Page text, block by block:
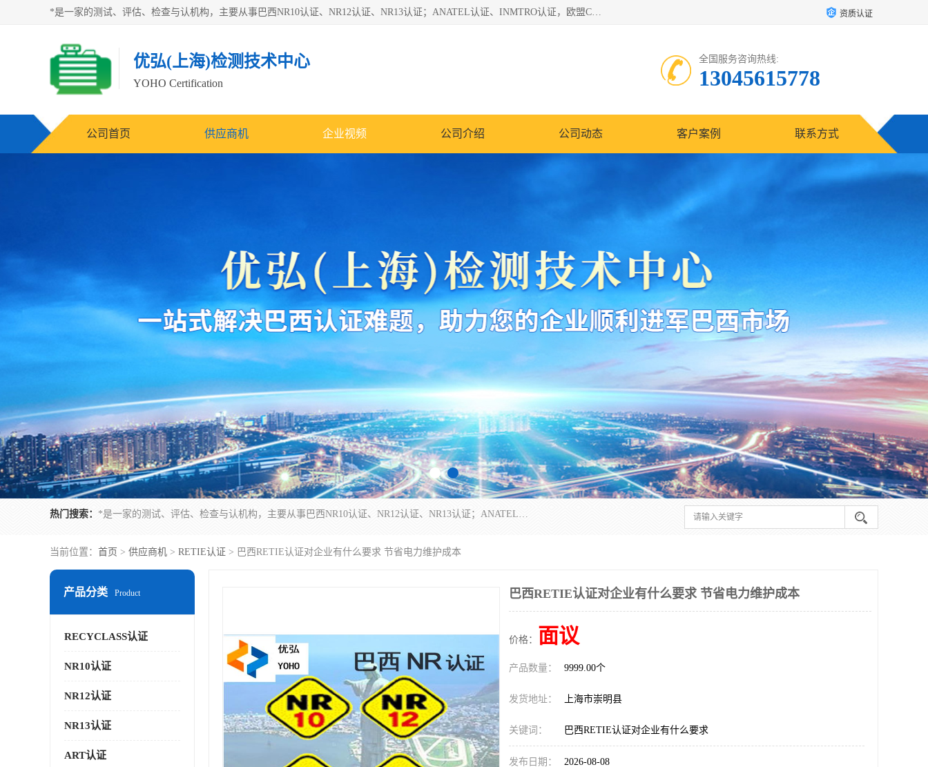
*是一家的测试、评估、检查与认机构，主要从事巴西NR10认证、NR12认证、NR13认证；ANATEL认证、INMTRO认证，欧盟CE认证：MD认证，PED认证，MID认证，ATEX认证，德国蓝色天使认证。 资质认证
优弘(上海)检测技术中心
YOHO Certification
全国服务咨询热线:
13045615778
公司首页 供应商机 企业视频 公司介绍 公司动态 客户案例 联系方式
热门搜索： *是一家的测试、评估、检查与认机构，主要从事巴西NR10认证、NR12认证、NR13认证；ANATEL认证、INMTRO认证，欧盟CE认证：MD认证，PED认证，MID认证，ATEX认证，德国蓝色天使认证。
当前位置： 首页 > 供应商机 > RETIE认证 > 巴西RETIE认证对企业有什么要求 节省电力维护成本
产品分类 Product
RECYCLASS认证
NR10认证
NR12认证
NR13认证
ART认证
巴西RETIE认证对企业有什么要求 节省电力维护成本
价格： 面议
产品数量： 9999.00个
发货地址： 上海市崇明县
关键词： 巴西RETIE认证对企业有什么要求
发布日期： 2026-08-08